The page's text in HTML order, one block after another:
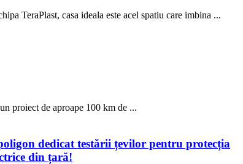
TeraPlast, casa ideala este acel spatiu care imbina ...
proiect de aproape 100 km de ...
dedicat testării țevilor pentru protecția
din țară!